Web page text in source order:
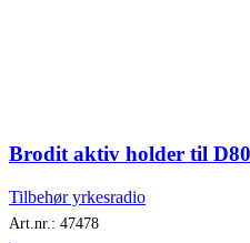
Brodit aktiv holder til
Tilbehør yrkesradio
Art.nr.: 47478